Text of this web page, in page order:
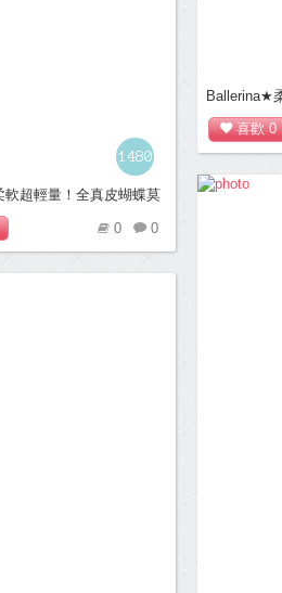
Ballerina★
卡辛S型豆
喜歡0
1480
超輕量！全真皮蝴蝶莫
(桃)
0
0